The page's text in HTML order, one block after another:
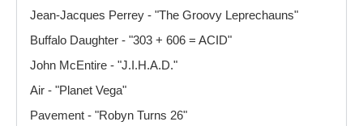
Jean-Jacques Perrey - "The Groovy Leprechauns"
Buffalo Daughter - "303 + 606 = ACID"
John McEntire - "J.I.H.A.D."
Air - "Planet Vega"
Pavement - "Robyn Turns 26"